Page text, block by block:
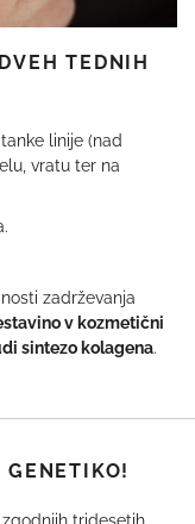
TEDNIH
linije (nad
vratu ter na
zadrževanja
v kozmetični
sintezo kolagena.
GENETIKO!